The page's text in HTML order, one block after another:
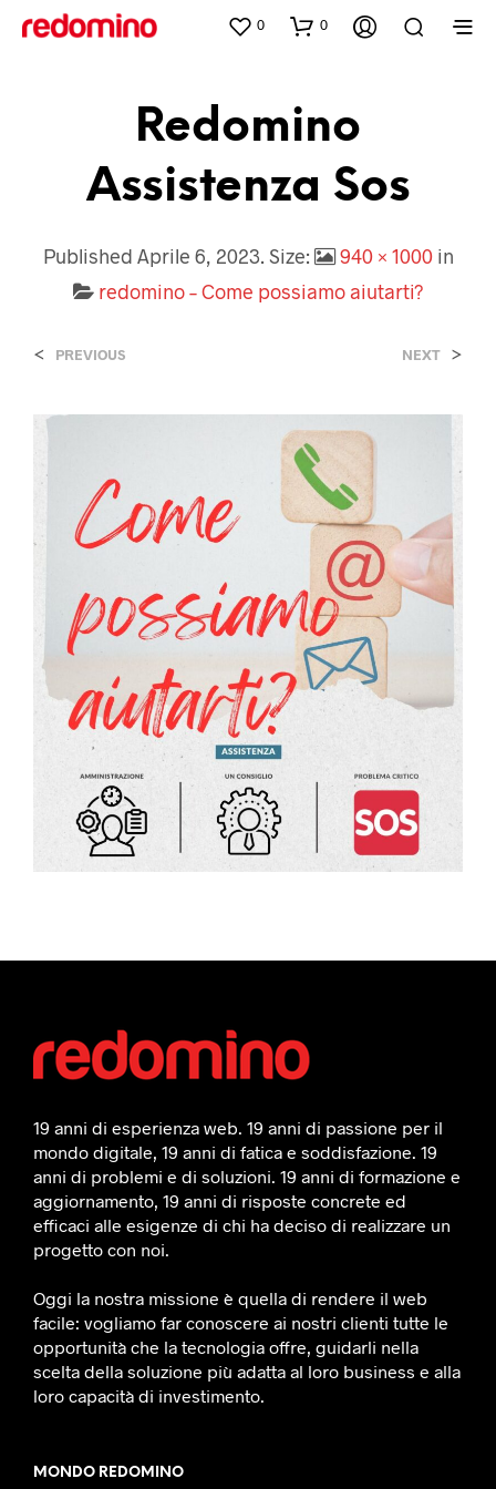
0 0
Redomino
Assistenza Sos
Published Aprile 6, 2023. Size: 940 × 1000in
redomino – Come possiamo aiutarti?
< PREVIOUS NEXT >
19 anni di esperienza web. 19 anni di passione per il
mondo digitale, 19 anni di fatica e soddisfazione. 19
anni di problemi e di soluzioni. 19 anni di formazione e
aggiornamento, 19 anni di risposte concrete ed
efficaci alle esigenze di chi ha deciso di realizzare un
progetto con noi.
Oggi la nostra missione è quella di rendere il web
facile: vogliamo far conoscere ai nostri clienti tutte le
opportunità che la tecnologia offre, guidarli nella
scelta della soluzione più adatta al loro business e alla
loro capacità di investimento.
MONDO REDOMINO